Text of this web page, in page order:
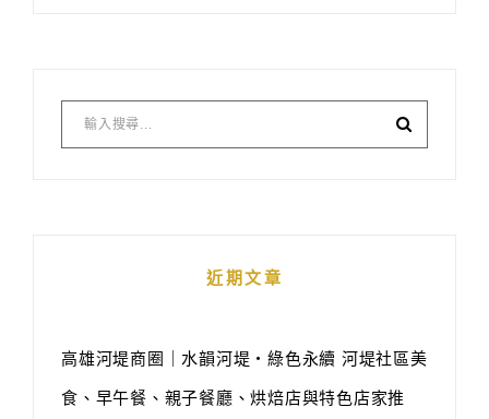
近期文章
高雄河堤商圈｜水韻河堤‧綠色永續 河堤社區美
食、早午餐、親子餐廳、烘焙店與特色店家推